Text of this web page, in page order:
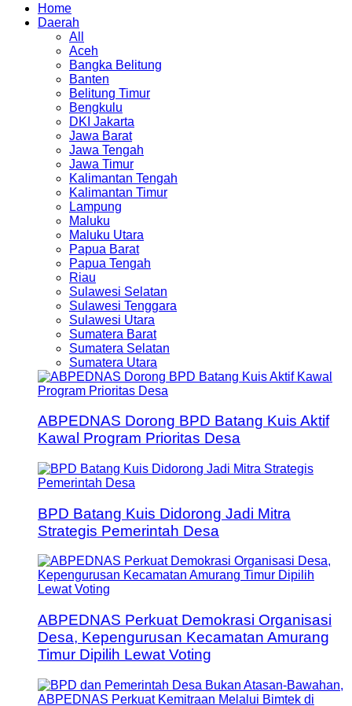
Home
Daerah
All
Aceh
Bangka Belitung
Banten
Belitung Timur
Bengkulu
DKI Jakarta
Jawa Barat
Jawa Tengah
Jawa Timur
Kalimantan Tengah
Kalimantan Timur
Lampung
Maluku
Maluku Utara
Papua Barat
Papua Tengah
Riau
Sulawesi Selatan
Sulawesi Tenggara
Sulawesi Utara
Sumatera Barat
Sumatera Selatan
Sumatera Utara
ABPEDNAS Dorong BPD Batang Kuis Aktif
Kawal Program Prioritas Desa
BPD Batang Kuis Didorong Jadi Mitra
Strategis Pemerintah Desa
ABPEDNAS Perkuat Demokrasi Organisasi
Desa, Kepengurusan Kecamatan Amurang
Timur Dipilih Lewat Voting